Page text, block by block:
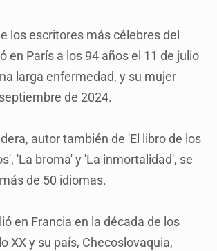
los escritores más célebres del
en París a los 94 años el 11 de julio
larga enfermedad, y su mujer
de 2024.
autor también de 'El libro de los
'La broma' y 'La inmortalidad', se
de 50 idiomas.
en Francia en la década de los
XX y su país, Checoslovaquia,